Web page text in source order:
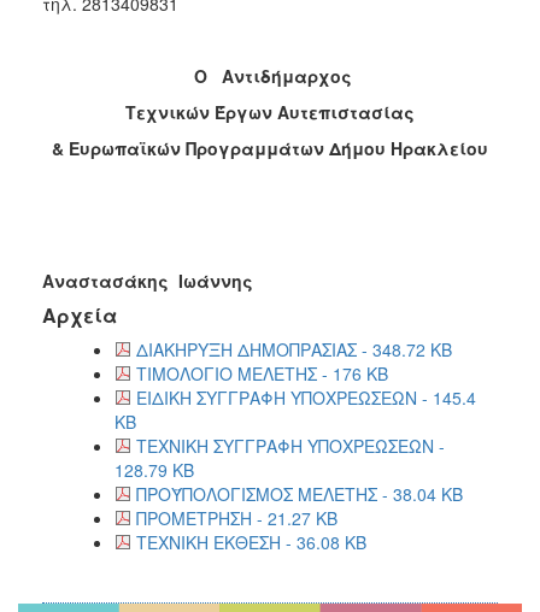
Ο Αντιδήμαρχος
Τεχνικών Έργων Αυτεπιστασίας
& Ευρωπαϊκών Προγραμμάτων Δήμου Ηρακλείου
Αναστασάκης Ιωάννης
Αρχεία
ΔΙΑΚΗΡΥΞΗ ΔΗΜΟΠΡΑΣΙΑΣ - 348.72 KB
ΤΙΜΟΛΟΓΙΟ ΜΕΛΕΤΗΣ - 176 KB
ΕΙΔΙΚΗ ΣΥΓΓΡΑΦΗ ΥΠΟΧΡΕΩΣΕΩΝ - 145.4
KB
ΤΕΧΝΙΚΗ ΣΥΓΓΡΑΦΗ ΥΠΟΧΡΕΩΣΕΩΝ -
128.79 KB
ΠΡΟΫΠΟΛΟΓΙΣΜΟΣ ΜΕΛΕΤΗΣ - 38.04 KB
ΠΡΟΜΕΤΡΗΣΗ - 21.27 KB
ΤΕΧΝΙΚΗ ΕΚΘΕΣΗ - 36.08 KB